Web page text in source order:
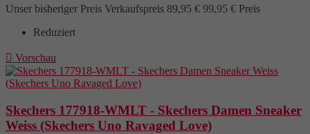
Unser bisheriger Preis Verkaufspreis 89,95 € 99,95 € Preis
Reduziert
 Vorschau
Skechers 177918-WMLT - Skechers Damen Sneaker
Weiss (Skechers Uno Ravaged Love)